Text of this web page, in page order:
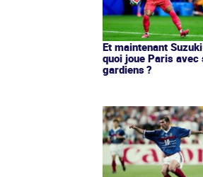
Et maintenant
quoi joue Paris avec
gardiens ?